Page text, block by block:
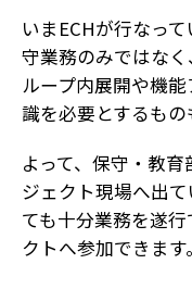
いまECHが行なっ
守業務のみではな
ループ内展開や機
識を必要とするもの
よって、保守・教
ジェクト現場へ出
ても十分業務を遂
クトへ参加できます。